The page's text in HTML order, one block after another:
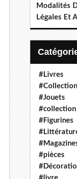
Modalités
Légales Et
#Livres
#Collection
#Jouets
#collection
#Figurines
#pièces